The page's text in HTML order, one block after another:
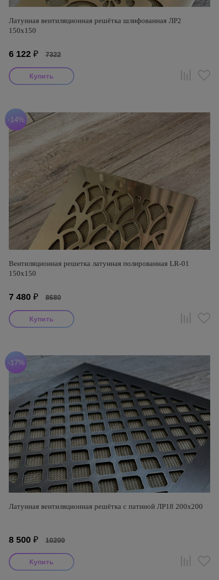
Латунная вентиляционная решётка шлифованная ЛР2
150х150
6 122 ₽ 7322
-14%
Вентиляционная решетка латунная полированная LR-01
150х150
7 480 ₽ 8680
-17%
Латунная вентиляционная решётка с патиной ЛР18 200х200
8 500 ₽ 10200